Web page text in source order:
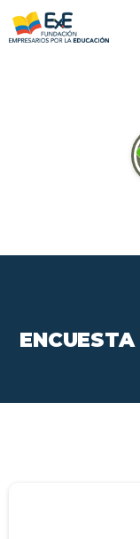
ENCUESTA